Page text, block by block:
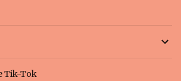
Tik-Tok